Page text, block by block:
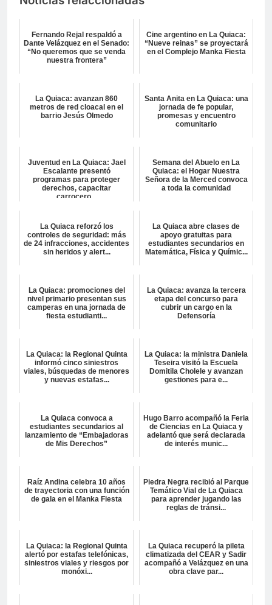
Fernando Rejal respaldó a
Dante Velázquez en el Senado:
“No queremos que se venda
nuestra frontera”
Cine argentino en La Quiaca:
“Nueve reinas” se proyectará
en el Complejo Manka Fiesta
La Quiaca: avanzan 860
metros de red cloacal en el
barrio Jesús Olmedo
Santa Anita en La Quiaca: una
jornada de fe popular,
promesas y encuentro
comunitario
Juventud en La Quiaca: Jael
Escalante presentó
programas para proteger
derechos, capacitar
carrocero...
Semana del Abuelo en La
Quiaca: el Hogar Nuestra
Señora de la Merced convoca
a toda la comunidad
La Quiaca reforzó los
controles de seguridad: más
de 24 infracciones, accidentes
sin heridos y alert...
La Quiaca abre clases de
apoyo gratuitas para
estudiantes secundarios en
Matemática, Física y Químic...
La Quiaca: promociones del
nivel primario presentan sus
camperas en una jornada de
fiesta estudianti...
La Quiaca: avanza la tercera
etapa del concurso para
cubrir un cargo en la
Defensoría
La Quiaca: la Regional Quinta
informó cinco siniestros
viales, búsquedas de menores
y nuevas estafas...
La Quiaca: la ministra Daniela
Teseira visitó la Escuela
Domitila Cholele y avanzan
gestiones para e...
La Quiaca convoca a
estudiantes secundarios al
lanzamiento de “Embajadoras
de Mis Derechos”
Hugo Barro acompañó la Feria
de Ciencias en La Quiaca y
adelantó que será declarada
de interés munic...
Raíz Andina celebra 10 años
de trayectoria con una función
de gala en el Manka Fiesta
Piedra Negra recibió al Parque
Temático Vial de La Quiaca
para aprender jugando las
reglas de tránsi...
La Quiaca: la Regional Quinta
alertó por estafas telefónicas,
siniestros viales y riesgos por
monóxi...
La Quiaca recuperó la pileta
climatizada del CEAR y Sadir
acompañó a Velázquez en una
obra clave par...